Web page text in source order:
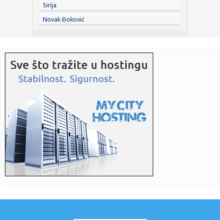
19:49:Direktoru "Telekoma Srbije" Vladimiru Lučiću zabranjen
ulazak n...
19:49: Broj pljački u Francuskoj veći za 1.500 u odnosu na prošlu
god...
19:49:
pritisk...
19:46:Airbnb nadmašio očekivanja, akcije skočile
19:45:SAD su pomogle u kupovini srpske municije za Ukrajinu –
19:44:Stižu Pazarci, ali se misli i na Hapoel: Stanković se nada
lepo...
Sirija
Novak Đoković